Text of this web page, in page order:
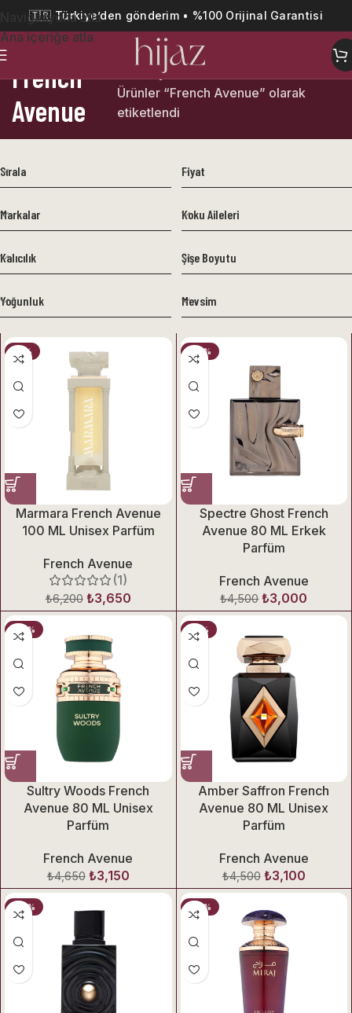
Navigasyona atla
Ana içeriğe atla
🇹🇷 Türkiye’den gönderim • %100 Orijinal Garantisi
French
Avenue
Ana Sayfa
Ürünler “French Avenue” olarak
etiketlendi
Sırala Fiyat
Markalar Koku Aileleri
Kalıcılık Şişe Boyutu
Yoğunluk Mevsim
-41%
Marmara French Avenue
100 ML Unisex Parfüm
French Avenue
(1)
₺6,200 ₺3,650
-33%
Spectre Ghost French
Avenue 80 ML Erkek
Parfüm
French Avenue
₺4,500 ₺3,000
-32%
Sultry Woods French
Avenue 80 ML Unisex
Parfüm
French Avenue
₺4,650 ₺3,150
-31%
Amber Saffron French
Avenue 80 ML Unisex
Parfüm
French Avenue
₺4,500 ₺3,100
-32% -32%